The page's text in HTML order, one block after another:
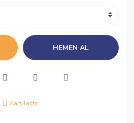
HEMEN AL
Karşılaştır